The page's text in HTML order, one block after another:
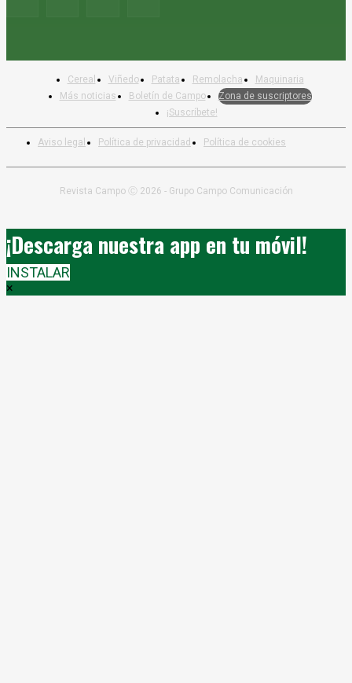
Aviso legal Política de privacidad Política de cookies
Cereal Viñedo Patata Remolacha
Maquinaria
Más noticias
Boletín de Campo
Zona de suscriptores
¡Suscríbete!
Revista Campo Ⓒ 2026 - Grupo Campo Comunicación
¡Descarga nuestra app en tu móvil!
INSTALAR
×